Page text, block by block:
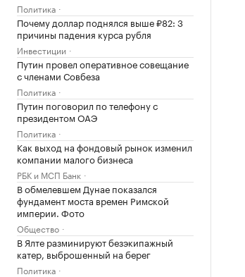
Политика
Почему доллар поднялся выше ₽82: 3
причины падения курса рубля
Инвестиции
Путин провел оперативное совещание
с членами Совбеза
Политика
Путин поговорил по телефону с
президентом ОАЭ
Политика
Как выход на фондовый рынок изменил
компании малого бизнеса
РБК и МСП Банк
В обмелевшем Дунае показался
фундамент моста времен Римской
империи. Фото
Общество
В Ялте разминируют безэкипажный
катер, выброшенный на берег
Политика